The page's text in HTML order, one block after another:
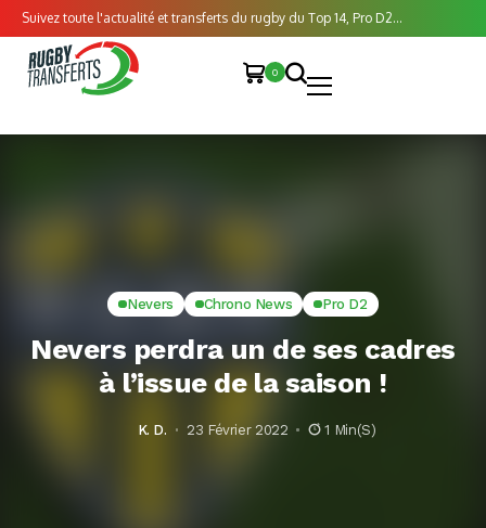
Suivez toute l'actualité et transferts du rugby du Top 14, Pro D2...
0
Nevers Chrono News Pro D2
Nevers perdra un de ses cadres
à l’issue de la saison !
K. D. 23 Février 2022 1 Min(s)